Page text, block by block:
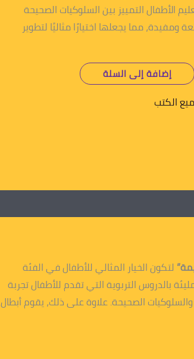
الأطفال التمييز بين السلوكيات الصحيحة
ومفيدة، مما يجعلها اختيارًا مثاليًا لتطوير
إضافة إلى السلة
الكتب
لتكون الخيار المثالي للأطفال في الفئة
تزخر بالقصص المشوقة والمليئة بالدروس التربوية التي تقدم للأطفال تجربة
الصحيحة. علاوة على ذلك، يقوم أبطال